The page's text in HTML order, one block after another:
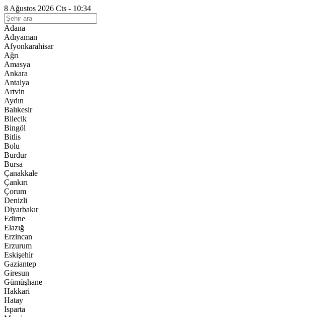
8 Ağustos 2026 Cts - 10:34
Adana
Adıyaman
Afyonkarahisar
Ağrı
Amasya
Ankara
Antalya
Artvin
Aydın
Balıkesir
Bilecik
Bingöl
Bitlis
Bolu
Burdur
Bursa
Çanakkale
Çankırı
Çorum
Denizli
Diyarbakır
Edirne
Elazığ
Erzincan
Erzurum
Eskişehir
Gaziantep
Giresun
Gümüşhane
Hakkari
Hatay
Isparta